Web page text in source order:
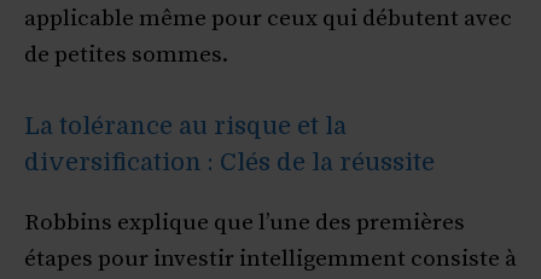
applicable même pour ceux qui débutent avec
de petites sommes.
La tolérance au risque et la
diversification : Clés de la réussite
Robbins explique que l’une des premières
étapes pour investir intelligemment consiste à